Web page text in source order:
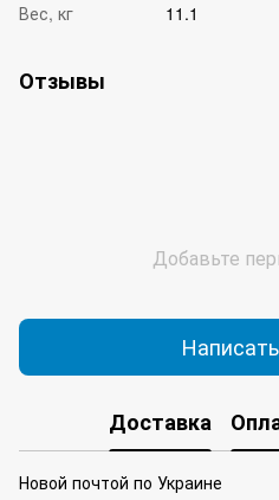
Вес, кг
11.1
Отзывы
Добавьте
Доставка
Новой почтой по Украине